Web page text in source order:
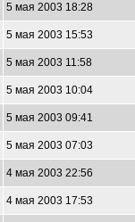
5 мая 2003 18:28
5 мая 2003 15:53
5 мая 2003 11:58
5 мая 2003 10:04
5 мая 2003 09:41
5 мая 2003 07:03
4 мая 2003 22:56
4 мая 2003 17:53